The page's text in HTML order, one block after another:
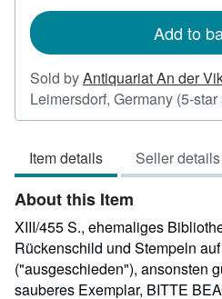
Add to
Sold byAntiquariat An der
Leimersdorf, Germany (5-
Item details Seller details
About this Item
XIII/455 S., ehemaliges
Rückenschild und Stempeln
("ausgeschieden"), ansonsten
sauberes Exemplar, BITTE